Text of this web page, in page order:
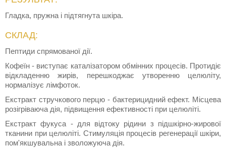
Гладка, пружна і підтягнута шкіра.
СКЛАД:
Пептиди спрямованої дії.
Кофеїн - виступає каталізатором обмінних процесів. Протидіє
відкладенню жирів, перешкоджає утворенню целюліту,
нормалізує лімфоток.
Екстракт стручкового перцю - бактерицидний ефект. Місцева
розігріваюча дія, підвищення ефективності при целюліті.
Екстракт фукуса - для відтоку рідини з підшкірно-жирової
тканини при целюліті. Стимуляція процесів регенерації шкіри,
пом'якшувальна і зволожуюча дія.